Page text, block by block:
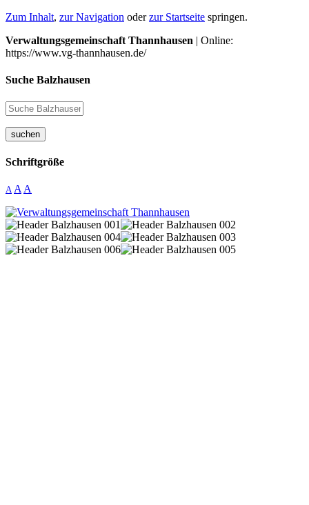
Zum Inhalt, zur Navigation oderzur Startseite springen.
Verwaltungsgemeinschaft Thannhausen | Online:
https://www.vg-thannhausen.de/
Suche Balzhausen
suchen
Schriftgröße
A A A